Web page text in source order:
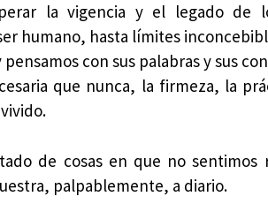
la vigencia y el legado de
humano, hasta límites
con sus palabras y sus
que nunca, la firmeza, la
de cosas en que no
palpablemente, a diario.